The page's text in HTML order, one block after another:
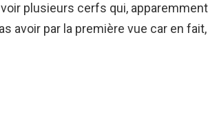
plusieurs cerfs qui,
avoir par la première vue car en